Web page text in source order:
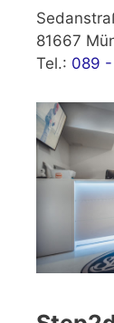
81667
Tel.: 089